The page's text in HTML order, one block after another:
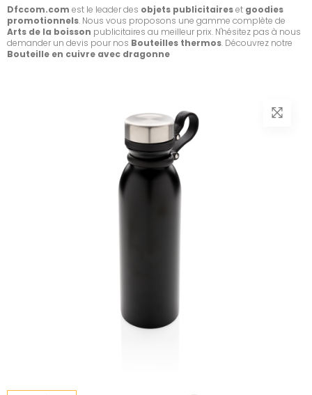
Dfccom.com est le leader des objets publicitaireset goodies
promotionnels. Nous vous proposons une gamme complète de
Arts de la boisson publicitaires au meilleur prix. N'hésitez pas à nous
demander un devis pour nos Bouteilles thermos. Découvrez notre
Bouteille en cuivre avec dragonne